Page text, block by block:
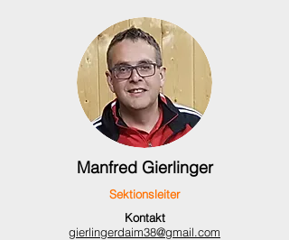
Manfred Gierlinger
Sektionsleiter
Kontakt
gierlingerdaim38@gmail.com